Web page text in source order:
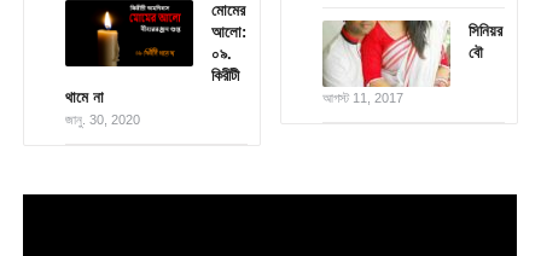
মোমের
আলো:
০৯.
কিরীটী
থামে না
জানু. 30, 2020
সিনিয়র
বৌ
আগস্ট 11, 2017